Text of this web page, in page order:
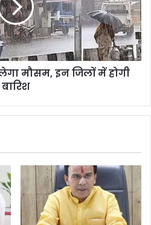
मौसम, इन जिलों में होगी
बारिश